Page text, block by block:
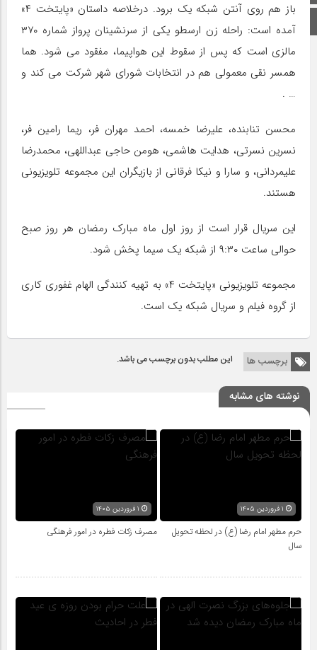
اینستاگرام
باز هم روی آنتن شبکه یک برود. درخلاصه داستان «پایتخت ۴»
آمده است: راحله زن ارسطو یکی از سرنشینان پرواز شماره ۳۷۰
مالزی است که پس از سقوط این هواپیما، مفقود می شود. هما
همسر نقی معمولی هم در انتخابات شورای شهر شرکت می کند و
… .
محسن تنابنده، علیرضا خمسه، احمد مهران فر، ریما رامین فر،
نسرین نسرتی، هدایت هاشمی، هومن حاجی عبداللهی، محمدرضا
علیمردانی، و سارا و نیکا فرقانی از بازیگران این مجموعه تلویزیونی
هستند.
این سریال قرار است از روز اول ماه مبارک رمضان هر روز صبح
حوالی ساعت ۹:۳۰ از شبکه یک سیما پخش شود.
مجموعه تلویزیونی «پایتخت ۴» به تهیه کنندگی الهام غفوری کاری
از گروه فیلم و سریال شبکه یک است.
برچسب ها این مطلب بدون برچسب می باشد.
نوشته های مشابه
حرم مطهر امام رضا (ع) در لحظه تحویل
سال
مصرف زکات فطره در امور فرهنگی